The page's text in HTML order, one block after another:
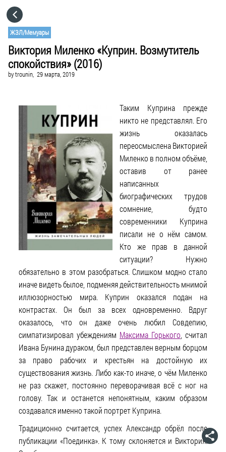
ЖЗЛ/Мемуары
Виктория Миленко «Куприн. Возмутитель
спокойствия» (2016)
bytrounin, 29 марта, 2019
Таким Куприна прежде
никто не представлял. Его
жизнь оказалась
переосмыслена Викторией
Миленко в полном объёме,
оставив от ранее
написанных
биографических трудов
сомнение, будто
современники Куприна
писали не о нём самом.
Кто же прав в данной
ситуации? Нужно
обязательно в этом разобраться. Слишком модно стало
иначе видеть былое, подменяя действительность мнимой
иллюзорностью мира. Куприн оказался подан на
контрастах. Он был за всех одновременно. Вдруг
оказалось, что он даже очень любил Совдепию,
симпатизировал убеждениям Максима Горького , считал
Ивана Бунина дураком, был представлен верным борцом
за право рабочих и крестьян на достойную их
существования жизнь. Либо как-то иначе, о чём Миленко
не раз скажет, постоянно переворачивая всё с ног на
голову. Так и останется непонятным, каким образом
создавался именно такой портрет Куприна.
Традиционно считается, успех Александр обрёл после
публикации «Поединка». К тому склоняется и Виктория.
CATEGORIES
VISIT WEBSITE